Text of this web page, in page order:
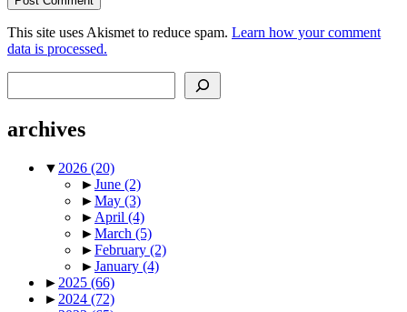
This site uses Akismet to reduce spam. Learn how your comment
data is processed.
archives
▼ 2026 (20)
►June (2)
►May (3)
► April (4)
►March (5)
►February (2)
►January (4)
► 2025 (66)
► 2024 (72)